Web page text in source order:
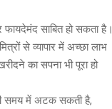
साबित हो सकता है।
से व्यापार में अच्छा लाभ
का सपना भी पूरा हो
समय में अटक सकती है,